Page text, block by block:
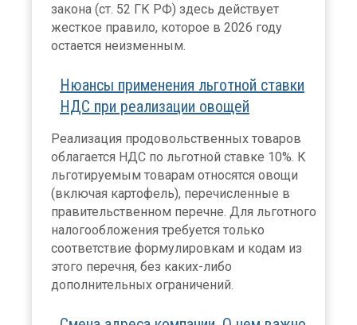
закона (ст. 52 ГК РФ) здесь действует
жесткое правило, которое в 2026 году
остается неизменным.
Нюансы применения льготной ставки
НДС при реализации овощей
Реализация продовольственных товаров
облагается НДС по льготной ставке 10%. К
льготируемым товарам относятся овощи
(включая картофель), перечисленные в
правительственном перечне. Для льготного
налогообложения требуется только
соответствие формулировкам и кодам из
этого перечня, без каких-либо
дополнительных ограничений.